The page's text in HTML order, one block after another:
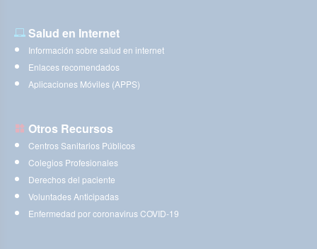
Salud en Internet
Información sobre salud en internet
Enlaces recomendados
Aplicaciones Móviles (APPS)
Otros Recursos
Centros Sanitarios Públicos
Colegios Profesionales
Derechos del paciente
Voluntades Anticipadas
Enfermedad por coronavirus COVID-19